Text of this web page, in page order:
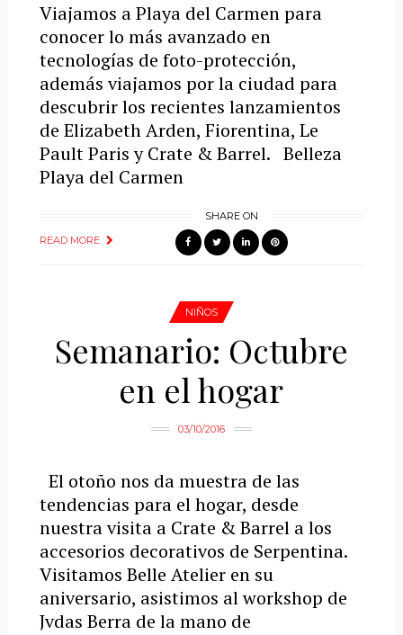
Viajamos a Playa del Carmen para
conocer lo más avanzado en
tecnologías de foto-protección,
además viajamos por la ciudad para
descubrir los recientes lanzamientos
de Elizabeth Arden, Fiorentina, Le
Pault Paris y Crate & Barrel. Belleza
Playa del Carmen
READ MORE
SHARE ON
NIÑOS
Semanario: Octubre
en el hogar
03/10/2016
El otoño nos da muestra de las
tendencias para el hogar, desde
nuestra visita a Crate & Barrel a los
accesorios decorativos de Serpentina.
Visitamos Belle Atelier en su
aniversario, asistimos al workshop de
Jvdas Berra de la mano de